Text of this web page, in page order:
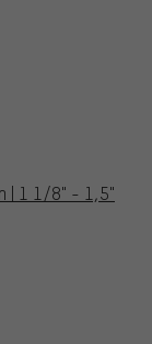
| 1 1/8" - 1,5"